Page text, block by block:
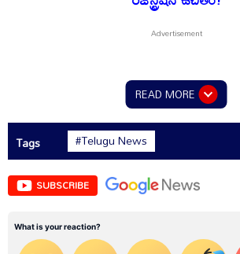
READ MORE
Tags #Telugu News
SUBSCRIBE